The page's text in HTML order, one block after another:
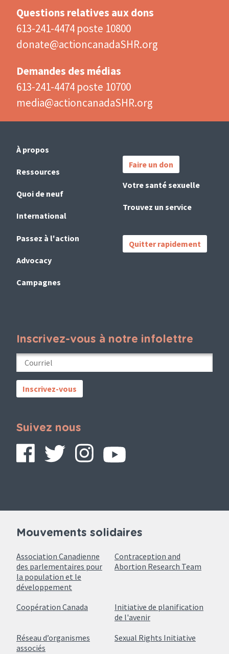
Questions relatives aux dons
613-241-4474 poste 10800
donate@actioncanadaSHR.org
Demandes des médias
613-241-4474 poste 10700
media@actioncanadaSHR.org
Main
navigation
(French)
À propos
Ressources
Quoi de neuf
International
Passez à l'action
Advocacy
Campagnes
Links
Faire un don
Votre santé sexuelle
Trouvez un service
Quitter rapidement
Inscrivez-vous à notre infolettre
Suivez nous
Mouvements solidaires
Association Canadienne
des parlementaires pour
la population et le
développement
Contraception and
Abortion Research Team
Coopération Canada
Initiative de planification
de l'avenir
Réseau d’organismes
associés
Sexual Rights Initiative